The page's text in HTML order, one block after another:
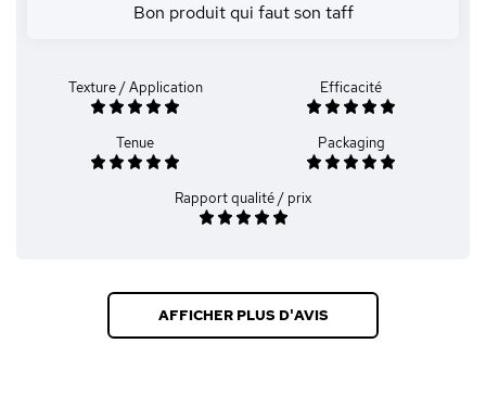
Bon produit qui faut son taff
Texture / Application Efficacité
Tenue Packaging
Rapport qualité / prix
AFFICHER PLUS D'AVIS